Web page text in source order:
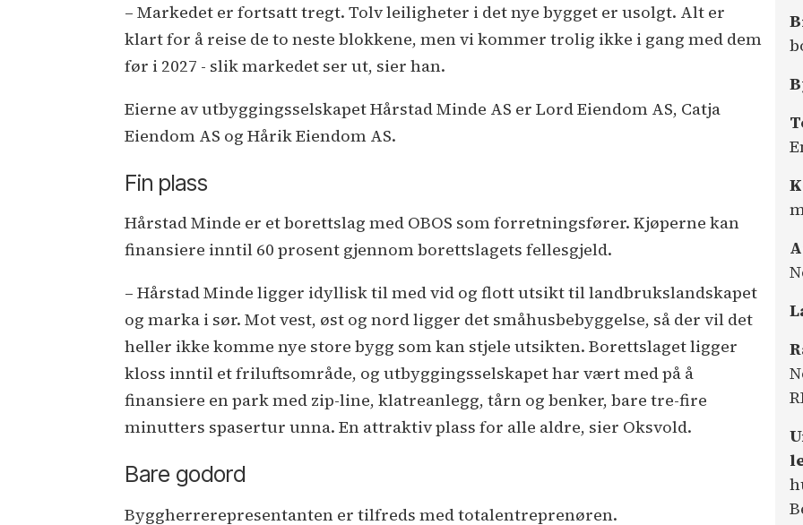
– Markedet er fortsatt tregt. Tolv leiligheter i det nye bygget er usolgt. Alt er
klart for å reise de to neste blokkene, men vi kommer trolig ikke i gang med dem
før i 2027 - slik markedet ser ut, sier han.
Eierne av utbyggingsselskapet Hårstad Minde AS er Lord Eiendom AS, Catja
Eiendom AS og Hårik Eiendom AS.
Fin plass
Hårstad Minde er et borettslag med OBOS som forretningsfører. Kjøperne kan
finansiere inntil 60 prosent gjennom borettslagets fellesgjeld.
– Hårstad Minde ligger idyllisk til med vid og flott utsikt til landbrukslandskapet
og marka i sør. Mot vest, øst og nord ligger det småhusbebyggelse, så der vil det
heller ikke komme nye store bygg som kan stjele utsikten. Borettslaget ligger
kloss inntil et friluftsområde, og utbyggingsselskapet har vært med på å
finansiere en park med zip-line, klatreanlegg, tårn og benker, bare tre-fire
minutters spasertur unna. En attraktiv plass for alle aldre, sier Oksvold.
Bare godord
Byggherrerepresentanten er tilfreds med totalentreprenøren.